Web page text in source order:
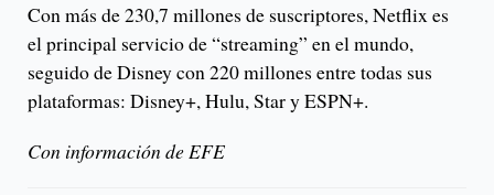
Con más de 230,7 millones de suscriptores, Netflix es
el principal servicio de “streaming” en el mundo,
seguido de Disney con 220 millones entre todas sus
plataformas: Disney+, Hulu, Star y ESPN+.
Con información de EFE